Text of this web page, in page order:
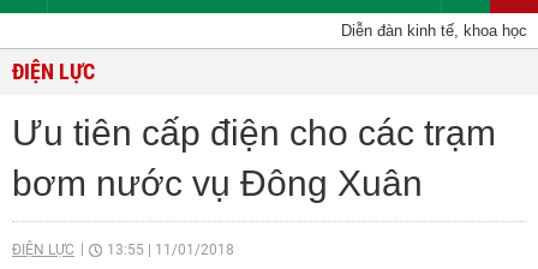
Diễn đàn kinh tế, khoa học,
ĐIỆN LỰC
Ưu tiên cấp điện cho các trạm
bơm nước vụ Đông Xuân
ĐIỆN LỰC 13:55 11/01/2018